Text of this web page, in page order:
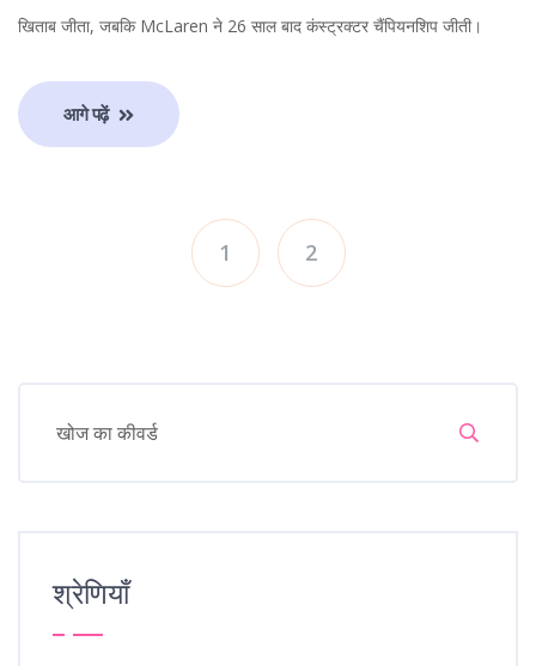
खिताब जीता, जबकि McLaren ने 26 साल बाद कंस्ट्रक्टर चैंपियनशिप जीती।
आगे पढ़ें
1 2
श्रेणियाँ